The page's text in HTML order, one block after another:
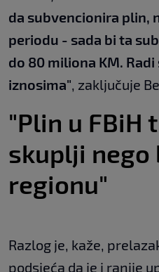
da subvencionira plin,
periodu - sada bi ta
do 80 miliona KM.
iznosima", zaključuje
"Plin u FBiH
skuplji nego
regionu"
Razlog je, kaže,
podsjeća da je i ranije